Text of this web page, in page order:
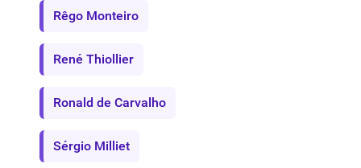
Rêgo Monteiro
René Thiollier
Ronald de Carvalho
Sérgio Milliet